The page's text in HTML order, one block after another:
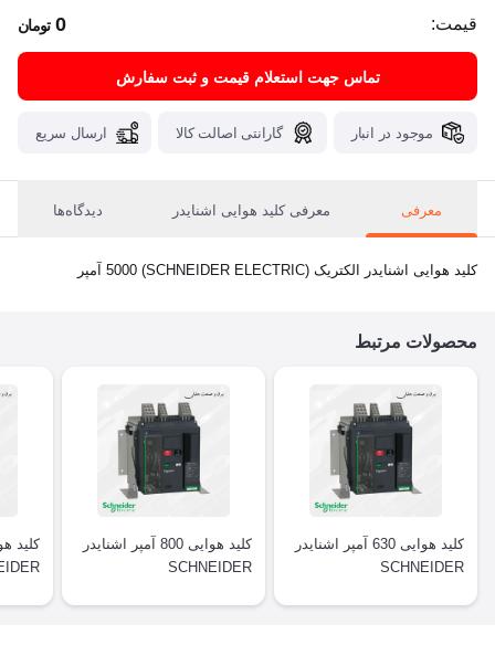
قیمت: 0 تومان
تماس جهت استعلام قیمت و ثبت سفارش
موجود در انبار گارانتی اصالت کالا ارسال سریع
معرفی معرفی کلید هوایی اشنایدر دیدگاه‌ها
کلید هوایی اشنایدر الکتریک (SCHNEIDER ELECTRIC) 5000 آمپر
محصولات مرتبط
کلید هوایی 630 آمپر اشنایدر
SCHNEIDER
کلید هوایی 800 آمپر اشنایدر
SCHNEIDER